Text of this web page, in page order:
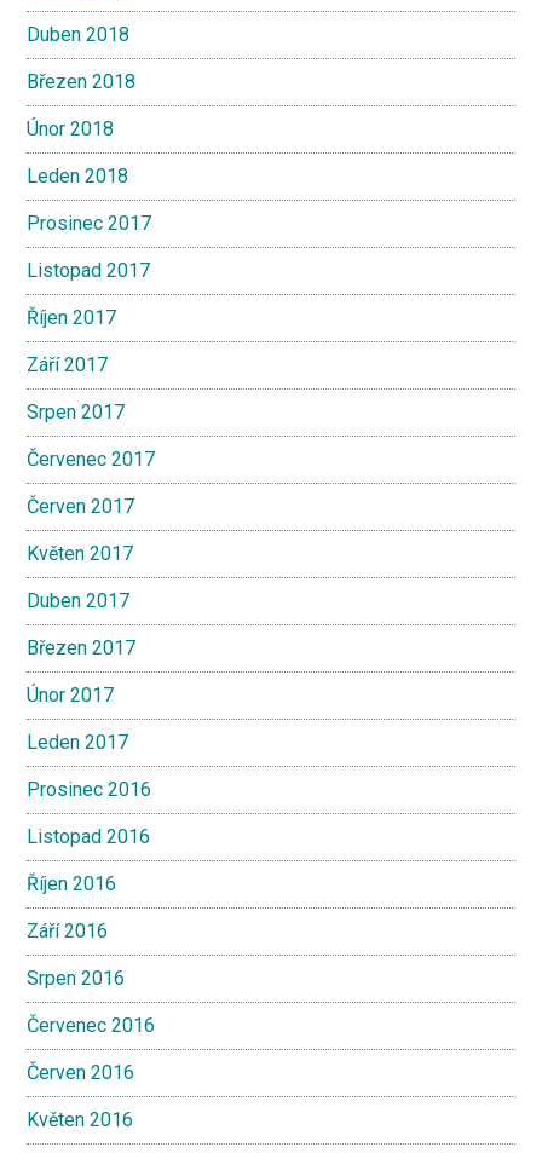
Duben 2018
Březen 2018
Únor 2018
Leden 2018
Prosinec 2017
Listopad 2017
Říjen 2017
Září 2017
Srpen 2017
Červenec 2017
Červen 2017
Květen 2017
Duben 2017
Březen 2017
Únor 2017
Leden 2017
Prosinec 2016
Listopad 2016
Říjen 2016
Září 2016
Srpen 2016
Červenec 2016
Červen 2016
Květen 2016